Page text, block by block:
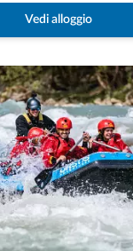
Vedi alloggio